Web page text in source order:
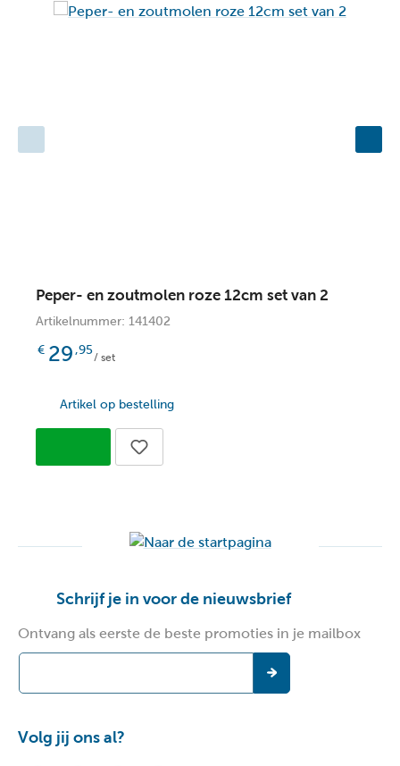
Peper- en zoutmolen roze 12cm set van 2
Artikelnummer: 141402
€ 29 ,95
/ set
Artikel op bestelling
Schrijf je in voor de nieuwsbrief
Ontvang als eerste de beste promoties in je mailbox
Volg jij ons al?